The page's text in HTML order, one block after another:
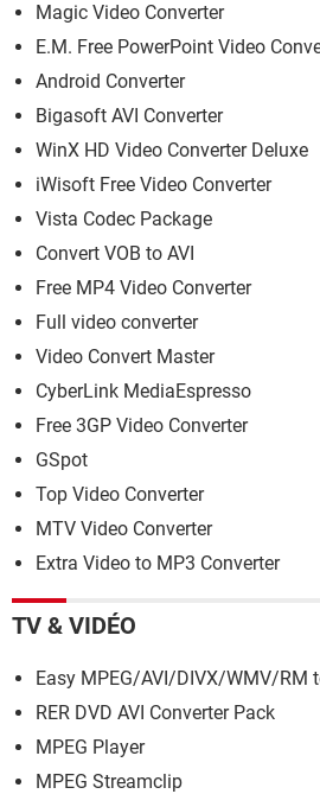
Magic Video Converter
E.M. Free PowerPoint Video
Android Converter
Bigasoft AVI Converter
WinX HD Video Converter Deluxe
iWisoft Free Video Converter
Vista Codec Package
Convert VOB to AVI
Free MP4 Video Converter
Full video converter
Video Convert Master
CyberLink MediaEspresso
Free 3GP Video Converter
GSpot
Top Video Converter
MTV Video Converter
Extra Video to MP3 Converter
TV & VIDÉO
Easy MPEG/AVI/DIVX/WMV/RM
RER DVD AVI Converter Pack
MPEG Player
MPEG Streamclip